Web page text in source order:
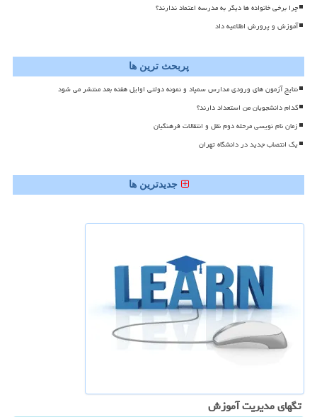
چرا برخی خانواده ها دیگر به مدرسه اعتماد ندارند؟
آموزش و پرورش اطلاعیه داد
پربحث ترین ها
نتایج آزمون های ورودی مدارس سمپاد و نمونه دولتی اوایل هفته بعد منتشر می شود
کدام دانشجویان من استعداد دارند؟
زمان نام نویسی مرحله دوم نقل و انتقالات فرهنگیان
یک انتصاب جدید در دانشگاه تهران
جدیدترین ها
تگهای مدیریت آموزش